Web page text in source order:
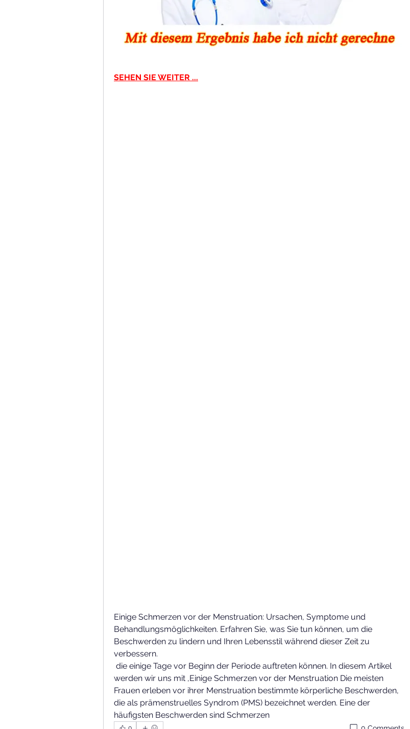
SEHEN SIE WEITER ...
Einige Schmerzen vor der Menstruation: Ursachen, Symptome und
Behandlungsmöglichkeiten. Erfahren Sie, was Sie tun können, um die
Beschwerden zu lindern und Ihren Lebensstil während dieser Zeit zu
verbessern.
werden wir uns mit ,Einige Schmerzen vor der Menstruation Die meisten
Frauen erleben vor ihrer Menstruation bestimmte körperliche Beschwerden,
die als prämenstruelles Syndrom (PMS) bezeichnet werden. Eine der
häufigsten Beschwerden sind Schmerzen